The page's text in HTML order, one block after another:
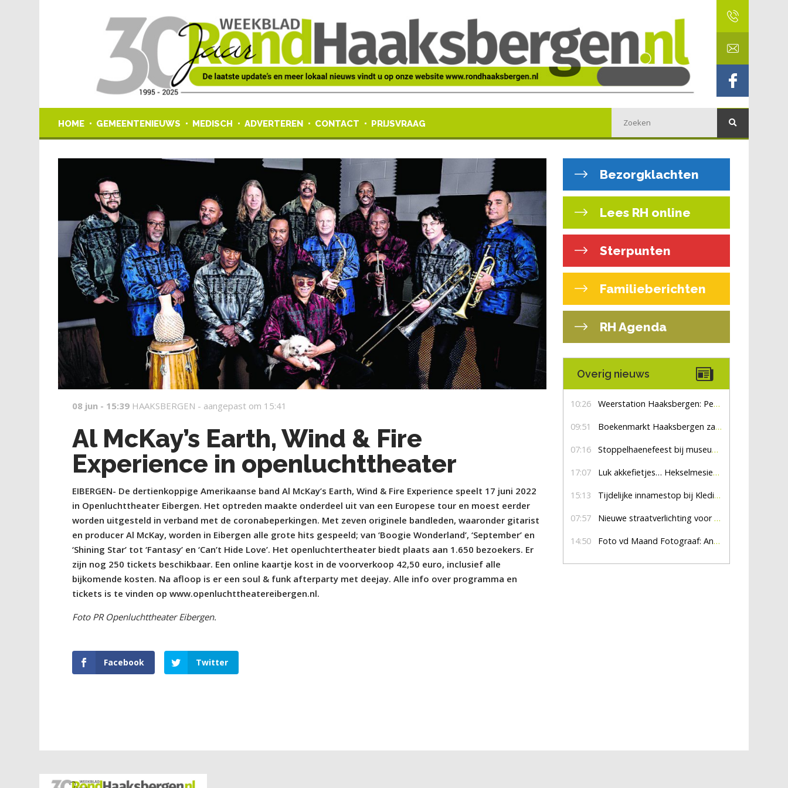
HOME GEMEENTENIEUWS MEDISCH ADVERTEREN CONTACT PRIJSVRAAG
08 jun - 15:39 HAAKSBERGEN - aangepast om 15:41
Al McKay’s Earth, Wind & Fire
Experience in openluchttheater
EIBERGEN- De dertienkoppige Amerikaanse band Al McKay’s Earth, Wind & Fire Experience speelt 17 juni 2022
in Openluchttheater Eibergen. Het optreden maakte onderdeel uit van een Europese tour en moest eerder
worden uitgesteld in verband met de coronabeperkingen. Met zeven originele bandleden, waaronder gitarist
en producer Al McKay, worden in Eibergen alle grote hits gespeeld; van ‘Boogie Wonderland’, ‘September’ en
‘Shining Star’ tot ‘Fantasy’ en ‘Can’t Hide Love’. Het openluchtertheater biedt plaats aan 1.650 bezoekers. Er
zijn nog 250 tickets beschikbaar. Een online kaartje kost in de voorverkoop 42,50 euro, inclusief alle
bijkomende kosten. Na afloop is er een soul & funk afterparty met deejay. Alle info over programma en
tickets is te vinden op www.openluchttheatereibergen.nl.
Foto PR Openluchttheater Eibergen.
Facebook Twitter
Bezorgklachten
Lees RH online
Sterpunten
Familieberichten
RH Agenda
Overig nieuws
10:26 Weerstation Haaksbergen: Perioden met zon en droog
09:51 Boekenmarkt Haaksbergen zaterdag 8 augustus, marktplein Haaksbergen
07:16 Stoppelhaenefeest bij museum De Lebbenbrugge
17:07 Luk akkefietjes… HekselmesienHarry
15:13 Tijdelijke innamestop bij Kledingbank Stefania
07:57 Nieuwe straatverlichting voor De Veldmaat en De Pas
14:50 Foto vd Maand Fotograaf: Anna Jalving